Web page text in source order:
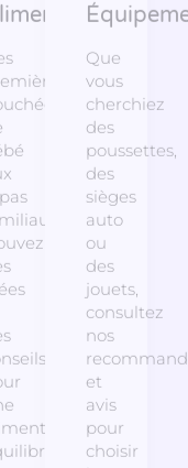
Que
vous
cherchiez
des
poussettes,
des
sièges
auto
ou
des
jouets,
consultez
nos
et
avis
pour
choisir